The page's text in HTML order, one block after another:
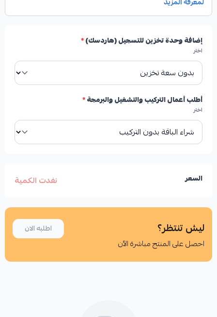
إضافة وحدة تخزين للتسجيل (هاردسك)*
اختر
أطلب أعمال التركيب والتشغيل والبرمجة*
اختر
السعر نفدت الكمية
ليش تنتظر؟
احصل على المنتج مباشرة الآن
اطلبه الان